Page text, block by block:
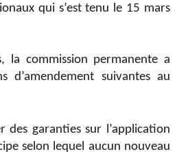
qui s’est tenu le 15 mars
la commission permanente a
d’amendement suivantes au
des garanties sur l’application
selon lequel aucun nouveau